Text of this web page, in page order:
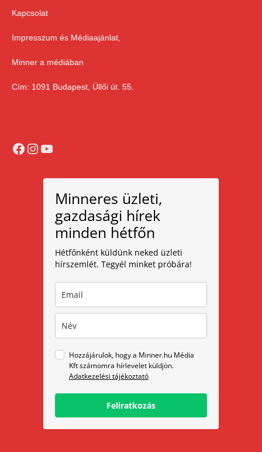
Kapcsolat
Impresszum és Médiaajánlat,
Minner a médiában
Cím: 1091 Budapest, Üllői út. 55.
Facebook
Instagram
YouTube
Minneres üzleti,
gazdasági hírek
minden hétfőn
Hétfőnként küldünk neked üzleti
hírszemlét. Tegyél minket próbára!
Hozzájárulok, hogy a Minner.hu Média
Kft számomra hírlevelet küldjön.
Adatkezelési tájékoztató
Feliratkozás